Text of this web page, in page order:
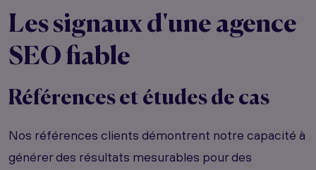
Les signaux d'une agence
SEO fiable
Références et études de cas
Nos références clients démontrent notre capacité à
générer des résultats mesurables pour des